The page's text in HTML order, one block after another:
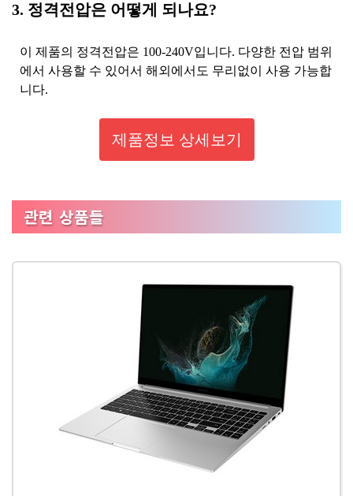
3. 정격전압은 어떻게 되나요?
이 제품의 정격전압은 100-240V입니다. 다양한 전압 범위
에서 사용할 수 있어서 해외에서도 무리없이 사용 가능합
니다.
제품정보 상세보기
관련 상품들